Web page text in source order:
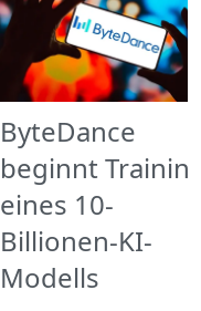
ByteDance
beginnt
eines 10-
Billionen-KI-
Modells